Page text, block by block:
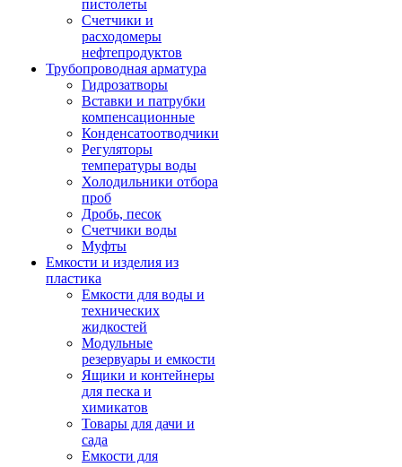
пистолеты
Счетчики и
расходомеры
нефтепродуктов
Трубопроводная арматура
Гидрозатворы
Вставки и патрубки
компенсационные
Конденсатоотводчики
Регуляторы
температуры воды
Холодильники отбора
проб
Дробь, песок
Счетчики воды
Муфты
Емкости и изделия из
пластика
Емкости для воды и
технических
жидкостей
Модульные
резервуары и емкости
Ящики и контейнеры
для песка и
химикатов
Товары для дачи и
сада
Емкости для